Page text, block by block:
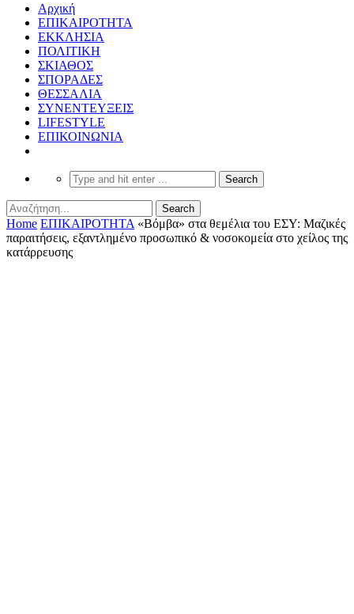
Αρχική
ΕΠΙΚΑΙΡΟΤΗΤΑ
ΕΚΚΛΗΣΙΑ
ΠΟΛΙΤΙΚΗ
ΣΚΙΑΘΟΣ
ΣΠΟΡΑΔΕΣ
ΘΕΣΣΑΛΙΑ
ΣΥΝΕΝΤΕΥΞΕΙΣ
LIFESTYLE
ΕΠΙΚΟΙΝΩΝΙΑ
Home ΕΠΙΚΑΙΡΟΤΗΤΑ «Βόμβα» στα θεμέλια του ΕΣΥ: Μαζικές
παραιτήσεις, εξαντλημένο προσωπικό & νοσοκομεία στο χείλος της
κατάρρευσης